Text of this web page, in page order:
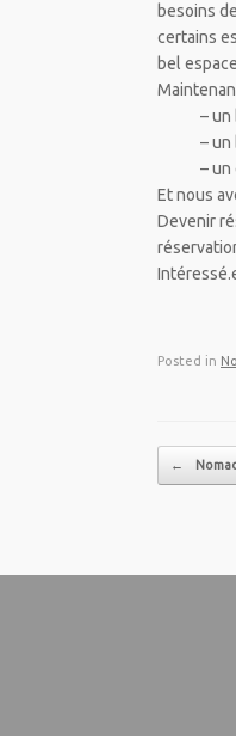
besoins
certains
bel
– un
– un
– un
Et nous
Devenir
Posted in
Post
←